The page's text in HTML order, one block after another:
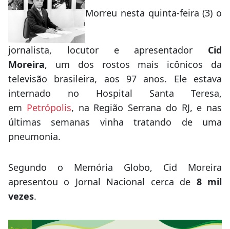
Morreu nesta quinta-feira (3) o
jornalista, locutor e apresentador Cid
Moreira, um dos rostos mais icônicos da
televisão brasileira, aos 97 anos. Ele estava
internado no Hospital Santa Teresa,
em Petrópolis, na Região Serrana do RJ, e nas
últimas semanas vinha tratando de uma
pneumonia.
Segundo o Memória Globo, Cid Moreira
apresentou o Jornal Nacional cerca de 8 mil
vezes.